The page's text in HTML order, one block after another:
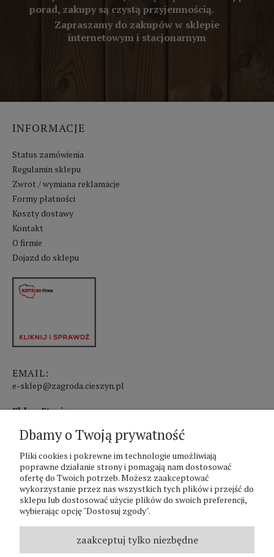
porad, zakupy są czystą przyjemnością.
Zapraszamy do zakupów w sklepie
internetowym i stacjonarnym
INFORMACJE
Status zamówienia
Regulamin sklepu
Zwrot / wymiana reklamacje
Formy płatności
Koszty dostawy
Kontakt
O firmie
Dojazd do sklepu
EMAIL:
e-sklep@zagroda.cieszyn.pl
Sklep Stacjonarny czynny:
pon.-pt. 8:00 - 17:00
sobota 8:00 - 13:00
PHU Zagroda A.Szlaur
ZAGRODA Centrum Ogrodnicze
UL. Hallera 116A
REGON: 070797952
Dbamy o Twoją prywatność
Pliki cookies i pokrewne im technologie umożliwiają
poprawne działanie strony i pomagają nam dostosować
ofertę do Twoich potrzeb. Możesz zaakceptować
wykorzystanie przez nas wszystkich tych plików i przejść do
sklepu lub dostosować użycie plików do swoich preferencji,
wybierając opcję "Dostosuj zgody".
zaakceptuj tylko niezbędne